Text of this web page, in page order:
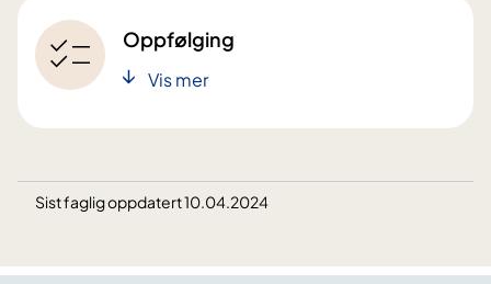
Oppfølging
Vis mer
Sist faglig oppdatert 10.04.2024